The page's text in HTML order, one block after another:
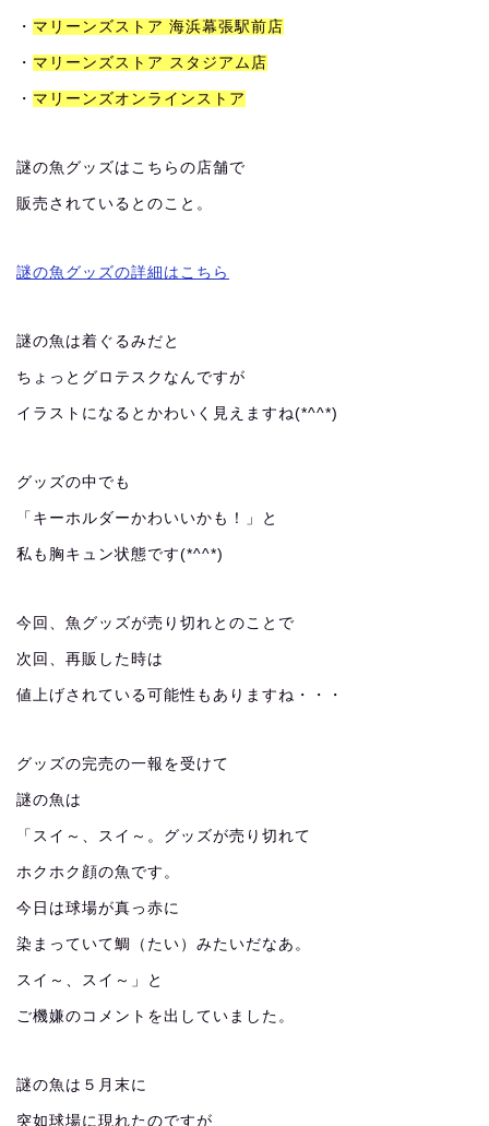
・ マリーンズストア 海浜幕張駅前店
・ マリーンズストア スタジアム店
・ マリーンズオンラインストア
謎の魚グッズはこちらの店舗で
販売されているとのこと。
謎の魚グッズの詳細はこちら
謎の魚は着ぐるみだと
ちょっとグロテスクなんですが
イラストになるとかわいく見えますね(*^^*)
グッズの中でも
「キーホルダーかわいいかも！」と
私も胸キュン状態です(*^^*)
今回、魚グッズが売り切れとのことで
次回、再販した時は
値上げされている可能性もありますね・・・
グッズの完売の一報を受けて
謎の魚は
「スイ～、スイ～。グッズが売り切れて
ホクホク顔の魚です。
今日は球場が真っ赤に
染まっていて鯛（たい）みたいだなあ。
スイ～、スイ～」と
ご機嫌のコメントを出していました。
謎の魚は５月末に
突如球場に現れたのですが